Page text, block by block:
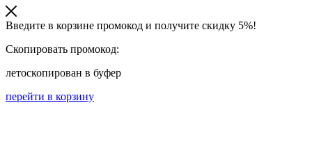
Введите в корзине промокод и получите скидку 5%!
Скопировать промокод:
летоскопирован в буфер
перейти в корзину